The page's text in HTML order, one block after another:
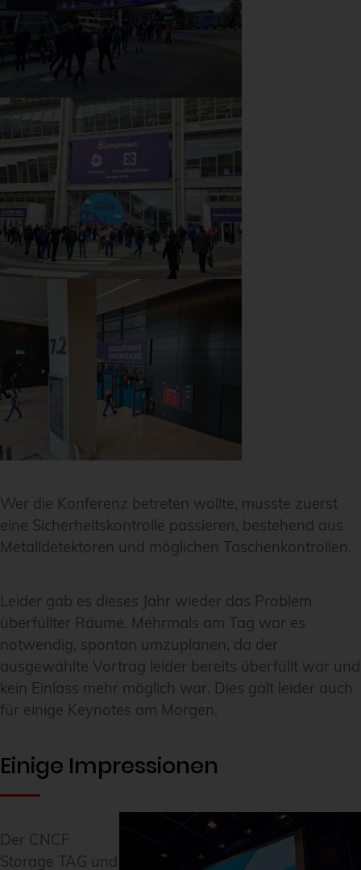
Wer die Konferenz betreten wollte, musste zuerst
eine Sicherheitskontrolle passieren, bestehend aus
Metalldetektoren und möglichen Taschenkontrollen.
Leider gab es dieses Jahr wieder das Problem
überfüllter Räume. Mehrmals am Tag war es
notwendig, spontan umzuplanen, da der
ausgewählte Vortrag leider bereits überfüllt war und
kein Einlass mehr möglich war. Dies galt leider auch
für einige Keynotes am Morgen.
Einige Impressionen
Der CNCF
Storage TAG und